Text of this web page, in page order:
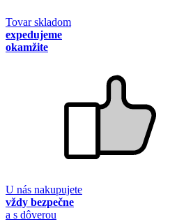
Tovar skladom
expedujeme
okamžite
U nás nakupujete
vždy bezpečne
a s dôverou